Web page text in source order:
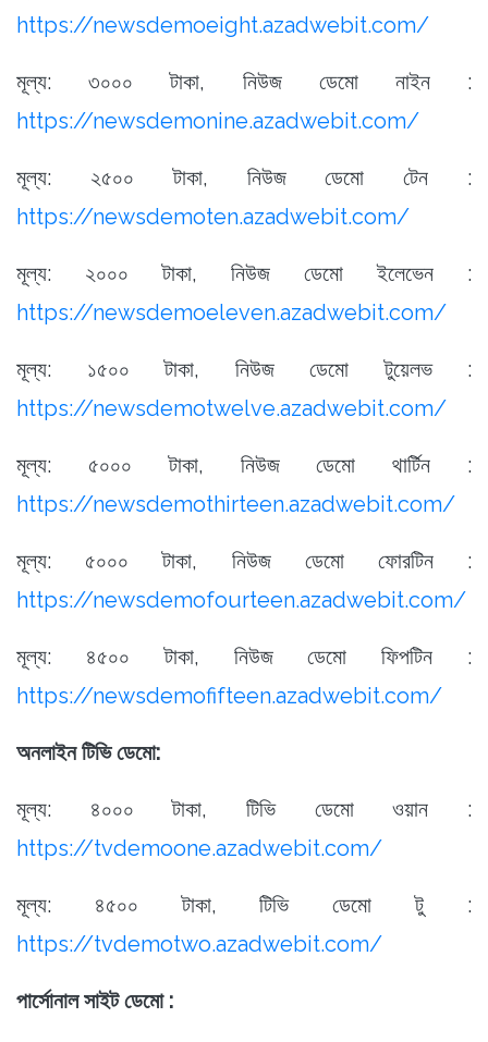
https://newsdemoeight.azadwebit.com/
মূল্য: ৩০০০ টাকা, নিউজ ডেমো নাইন :
https://newsdemonine.azadwebit.com/
মূল্য: ২৫০০ টাকা, নিউজ ডেমো টেন :
https://newsdemoten.azadwebit.com/
মূল্য: ২০০০ টাকা, নিউজ ডেমো ইলেভেন :
https://newsdemoeleven.azadwebit.com/
মূল্য: ১৫০০ টাকা, নিউজ ডেমো টুয়েলভ :
https://newsdemotwelve.azadwebit.com/
মূল্য: ৫০০০ টাকা, নিউজ ডেমো থার্টিন :
https://newsdemothirteen.azadwebit.com/
মূল্য: ৫০০০ টাকা, নিউজ ডেমো ফোরটিন :
https://newsdemofourteen.azadwebit.com/
মূল্য: ৪৫০০ টাকা, নিউজ ডেমো ফিপটিন :
https://newsdemofifteen.azadwebit.com/
অনলাইন টিভি ডেমো:
মূল্য: ৪০০০ টাকা, টিভি ডেমো ওয়ান :
https://tvdemoone.azadwebit.com/
মূল্য: ৪৫০০ টাকা, টিভি ডেমো টু :
https://tvdemotwo.azadwebit.com/
পার্সোনাল সাইট ডেমো :